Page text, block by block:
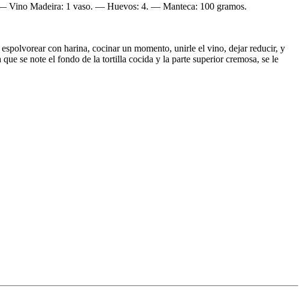
Vino Madeira: 1 vaso. — Huevos: 4. — Manteca: 100 gramos.
con harina, cocinar un momento, unirle el vino, dejar reducir, y
se note el fondo de la tortilla cocida y la parte superior cremosa, se le